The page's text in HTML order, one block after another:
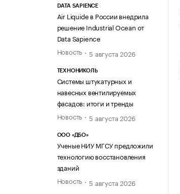
DATA SAPIENCE
Air Liquide в России внедрила
решение Industrial Ocean от
Data Sapience
Новость
5 августа 2026
ТЕХНОНИКОЛЬ
Системы штукатурных и
навесных вентилируемых
фасадов: итоги и тренды
Новость
5 августа 2026
ООО «ДБО»
Ученые НИУ МГСУ предложили
технологию восстановления
зданий
Новость
5 августа 2026